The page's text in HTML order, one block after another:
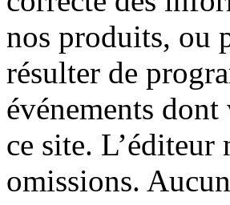
nos produits, ou
résulter de
événements
ce site. L’éditeur
omissions.